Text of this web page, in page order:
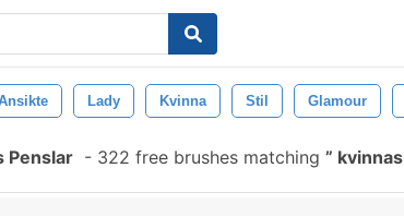
Lady Kvinna Stil Glamour
Penslar - 322 free brushes matching kvinnas